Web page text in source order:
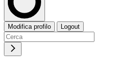
Modifica profilo Logout